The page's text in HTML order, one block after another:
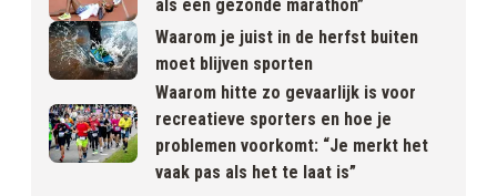
als een gezonde marathon”
Waarom je juist in de herfst buiten
moet blijven sporten
Waarom hitte zo gevaarlijk is voor
recreatieve sporters en hoe je
problemen voorkomt: “Je merkt het
vaak pas als het te laat is”